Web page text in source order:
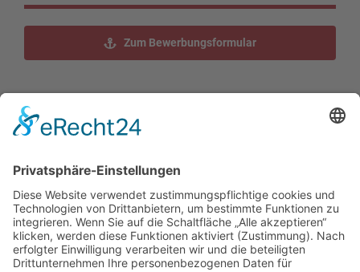
Zum Bewerbungsformular
Teilen Sie dieses Jobangebot!
Facebook
X RedditLinkedIn